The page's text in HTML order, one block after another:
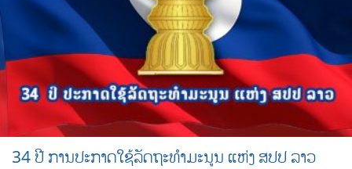
34 ປີ ການປະກາດໃຊ້ລັດຖະທໍາມະນູນ ແຫ່ງ ສປປ ລາວ